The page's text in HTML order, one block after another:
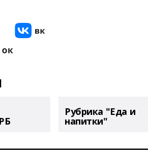
Рубрика "Еда и
напитки"